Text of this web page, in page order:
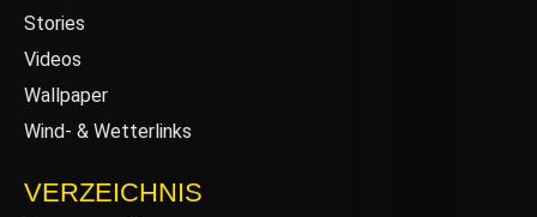
Stories
Videos
Wallpaper
Wind- & Wetterlinks
VERZEICHNIS